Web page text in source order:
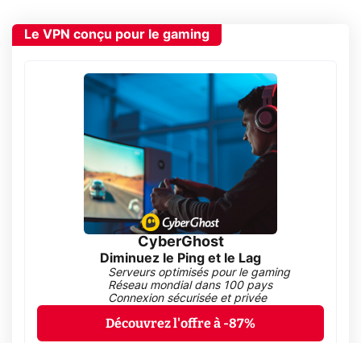
Le VPN conçu pour le gaming
CyberGhost
Diminuez le Ping et le Lag
Serveurs optimisés pour le gaming
Réseau mondial dans 100 pays
Connexion sécurisée et privée
Découvrez l'offre à -87%